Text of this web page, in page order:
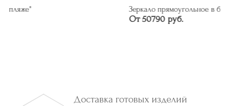
Зеркало прямоугольное в багете цвета серебро
Доставка готовых изделий